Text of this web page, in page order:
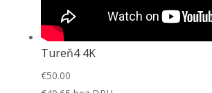
Tureň4 4K
€50.00